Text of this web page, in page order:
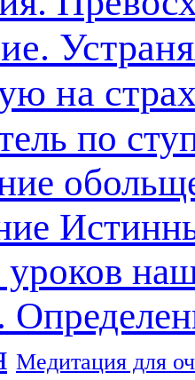
на
по
Медитация для